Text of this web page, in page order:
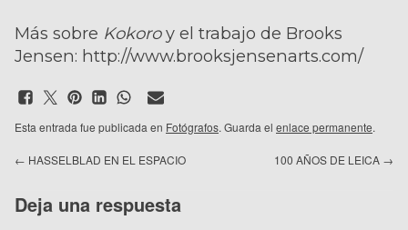
Más sobre Kokoroy el trabajo de Brooks
Jensen: http://www.brooksjensenarts.com/
Esta entrada fue publicada en Fotógrafos. Guarda el enlace permanente.
← HASSELBLAD EN EL ESPACIO 100 AÑOS DE LEICA →
Deja una respuesta